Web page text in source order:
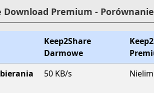
Download Premium -
Keep2Share
Darmowe
50 KB/s